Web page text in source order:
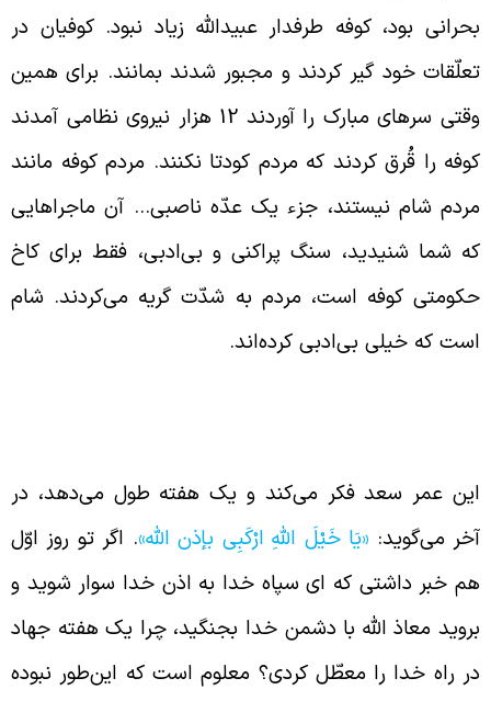
بود، کوفه طرفدار عبیدالله زیاد نبود. کوفیان در
خود گیر کردند و مجبور شدند بمانند. برای همین
وقتی سرهای مبارک را آوردند 12 هزار نیروی نظامی آمدند
را قُرق کردند که مردم کودتا نکنند. مردم کوفه مانند
شام نیستند، جزء یک عدّه ناصبی… آن ماجراهایی
شما شنیدید، سنگ پراکنی و بی‌ادبی، فقط برای کاخ
کوفه است، مردم به شدّت گریه می‌کردند. شام
که خیلی بی‌ادبی کرده‌اند.
عمر سعد فکر می‌کند و یک هفته طول می‌دهد، در
می‌گوید:«يَا خَيْلَ اللَّهِ ارْكَبِی بإذن الله». اگر تو روز اوّل
خبر داشتی که ای سپاه خدا به اذن خدا سوار شوید و
معاذ الله با دشمن خدا بجنگید، چرا یک هفته جهاد
راه خدا را معطّل کردی؟ معلوم است که این‌طور نبوده